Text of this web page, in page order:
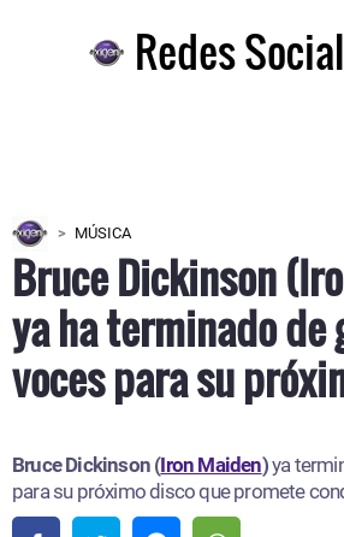
Redes
MÚSICA
Bruce Dickinson
ya ha terminado de
voces para su
Bruce Dickinson (Iron Maiden)ya
para su próximo disco que promete